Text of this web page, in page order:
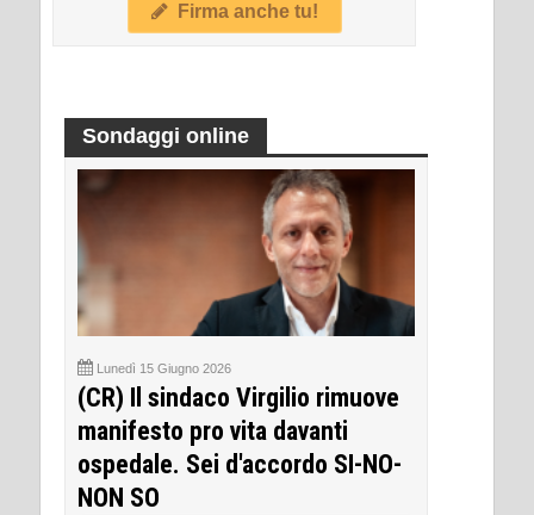
Firma anche tu!
Sondaggi online
Lunedì 15 Giugno 2026
(CR) Il sindaco Virgilio rimuove
manifesto pro vita davanti
ospedale. Sei d'accordo SI-NO-
NON SO